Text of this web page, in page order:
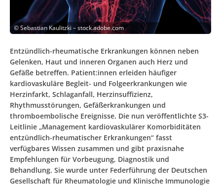
©Sebastian Kaulitzki – stock.adobe.com
Entzündlich-rheumatische Erkrankungen können neben
Gelenken, Haut und inneren Organen auch Herz und
Gefäße betreffen. Patient:innen erleiden häufiger
kardiovaskuläre Begleit- und Folgeerkrankungen wie
Herzinfarkt, Schlaganfall, Herzinsuffizienz,
Rhythmusstörungen, Gefäßerkrankungen und
thromboembolische Ereignisse. Die nun veröffentlichte S3-
Leitlinie „Management kardiovaskulärer Komorbiditäten
entzündlich-rheumatischer Erkrankungen“ fasst
verfügbares Wissen zusammen und gibt praxisnahe
Empfehlungen für Vorbeugung, Diagnostik und
Behandlung. Sie wurde unter Federführung der Deutschen
Gesellschaft für Rheumatologie und Klinische Immunologie